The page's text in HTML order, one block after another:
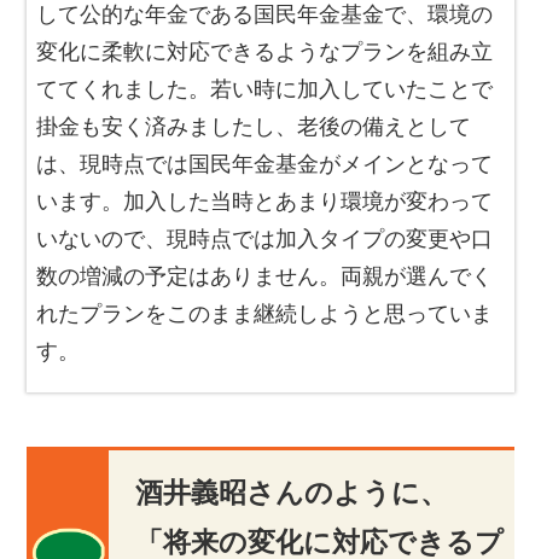
して公的な年金である国民年金基金で、環境の
変化に柔軟に対応できるようなプランを組み立
ててくれました。若い時に加入していたことで
掛金も安く済みましたし、老後の備えとして
は、現時点では国民年金基金がメインとなって
います。加入した当時とあまり環境が変わって
いないので、現時点では加入タイプの変更や口
数の増減の予定はありません。両親が選んでく
れたプランをこのまま継続しようと思っていま
す。
酒井義昭さんのように、
「将来の変化に対応できるプ